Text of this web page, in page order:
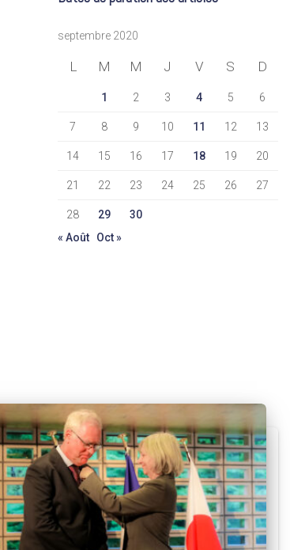
septembre 2020
L M M J V S D
1 2 3 4 5 6
7 8 9 10 11 12 13
14 15 16 17 18 19 20
21 22 23 24 25 26 27
28 29
30
« Août
Oct »